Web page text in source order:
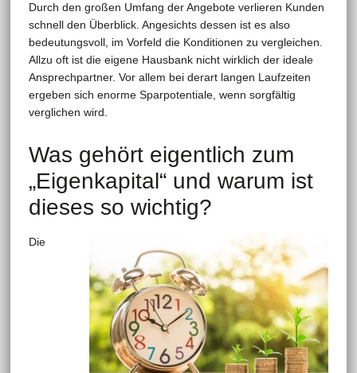
Durch den großen Umfang der Angebote verlieren Kunden
schnell den Überblick. Angesichts dessen ist es also
bedeutungsvoll, im Vorfeld die Konditionen zu vergleichen.
Allzu oft ist die eigene Hausbank nicht wirklich der ideale
Ansprechpartner. Vor allem bei derart langen Laufzeiten
ergeben sich enorme Sparpotentiale, wenn sorgfältig
verglichen wird.
Was gehört eigentlich zum
„Eigenkapital“ und warum ist
dieses so wichtig?
Die